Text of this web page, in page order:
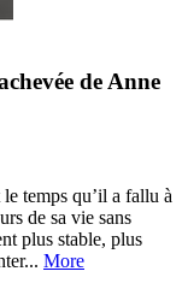
de Anne
temps qu’il a fallu à
de sa vie sans
plus stable, plus
More